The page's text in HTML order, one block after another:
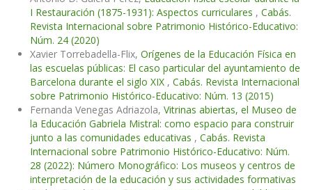
I Restauración (1875-1931): Aspectos curriculares , Cabás.
Revista Internacional sobre Patrimonio Histórico-Educativo:
Núm. 24 (2020)
Xavier Torrebadella-Flix, Orígenes de la Educación Física en
las escuelas públicas: El caso particular del ayuntamiento de
Barcelona durante el siglo XIX , Cabás. Revista Internacional
sobre Patrimonio Histórico-Educativo: Núm. 13 (2015)
Fernanda Venegas Adriazola, Vitrinas abiertas, el Museo de
la Educación Gabriela Mistral: como espacio para construir
junto a las comunidades educativas , Cabás. Revista
Internacional sobre Patrimonio Histórico-Educativo: Núm.
28 (2022): Número Monográfico: Los museos y centros de
interpretación de la educación y sus actividades formativas